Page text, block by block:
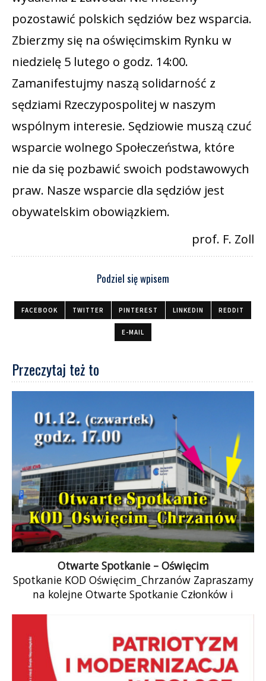
pozostawić polskich sędziów bez wsparcia.
Zbierzmy się na oświęcimskim Rynku w
niedzielę 5 lutego o godz. 14:00.
Zamanifestujmy naszą solidarność z
sędziami Rzeczypospolitej w naszym
wspólnym interesie. Sędziowie muszą czuć
wsparcie wolnego Społeczeństwa, które
nie da się pozbawić swoich podstawowych
praw. Nasze wsparcie dla sędziów jest
obywatelskim obowiązkiem.
prof. F. Zoll
Podziel się wpisem
FACEBOOK TWITTER PINTEREST LINKEDIN REDDIT
E-MAIL
Przeczytaj też to
Otwarte Spotkanie – Oświęcim
Spotkanie KOD Oświęcim_Chrzanów Zapraszamy
na kolejne Otwarte Spotkanie Członków i
Restauracji „Meksykańska” (w OCK) Czekamy […]